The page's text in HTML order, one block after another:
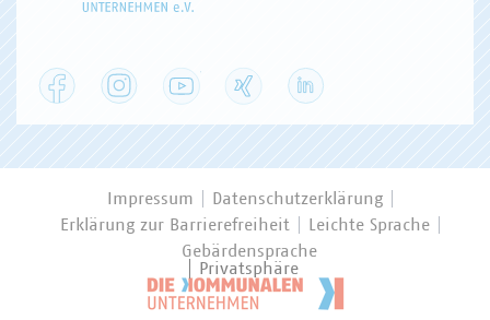
Facebook Instagram YouTube
Impressum
Datenschutzerklärung
Erklärung zur Barrierefreiheit
Leichte Sprache
Gebärdensprache
Privatsphäre